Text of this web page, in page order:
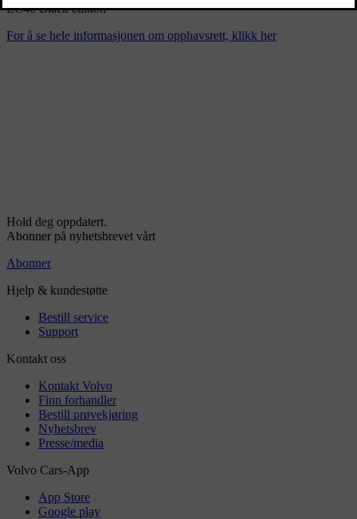
EC40 Black edition
For å se hele informasjonen om opphavsrett, klikk her